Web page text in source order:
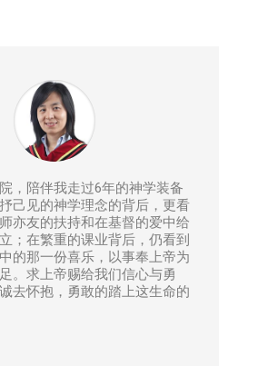
，陪伴我走过6年的神学装备
己见的神学理念的背后，更看
亦友的扶持和在基督的爱中给
；在繁重的课业背后，仍看到
的那一份喜乐，以事奉上帝为
。求上帝赐给我们信心与勇
去怀抱，勇敢的踏上这生命的